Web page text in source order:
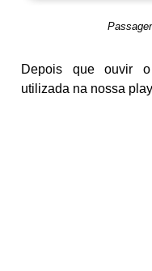
Depois que ouvir
utilizada na nossa